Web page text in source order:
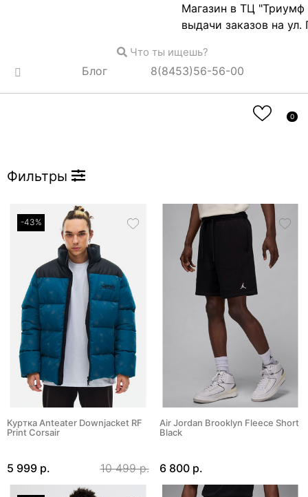
Магазин в ТЦ "Триумф
выдачи заказов на ул.
Что ты ищешь?
Блог 8(8453)56-56-00
0
Фильтры
-43%
Куртка Anteater Downjacket RF
Print Corsair
5 999 р. 10 499 р.
Air Jordan Brooklyn Fleece Short
Black
6 800 р.